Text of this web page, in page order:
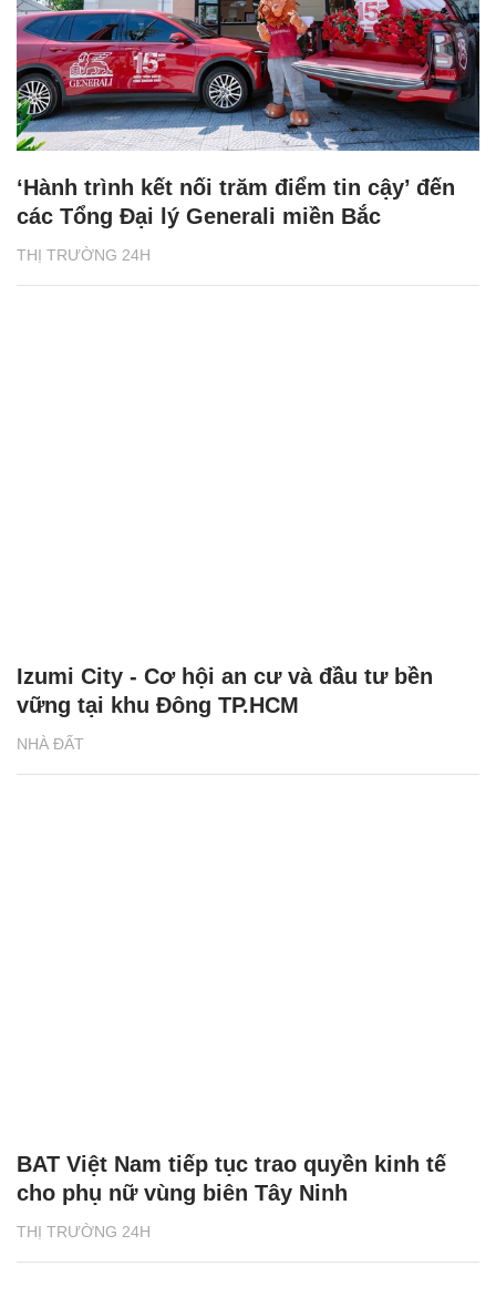
THỊ TRƯỜNG 24H
‘Hành trình kết nối trăm điểm tin cậy’ đến
các Tổng Đại lý Generali miền Bắc
NHÀ ĐẤT
Izumi City - Cơ hội an cư và đầu tư bền
vững tại khu Đông TP.HCM
THỊ TRƯỜNG 24H
BAT Việt Nam tiếp tục trao quyền kinh tế
cho phụ nữ vùng biên Tây Ninh